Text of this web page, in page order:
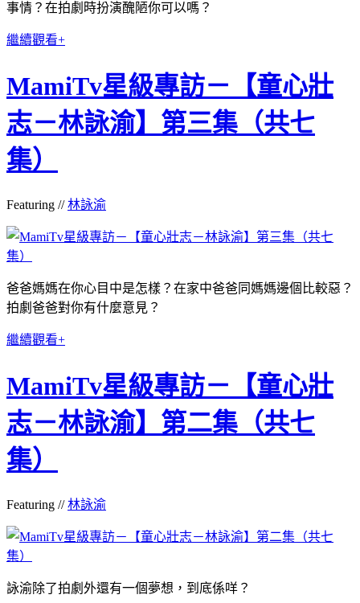
事情？在拍劇時扮演醜陋你可以嗎？
繼續觀看+
MamiTv星級專訪－【童心壯
志－林詠渝】第三集（共七
集）
Featuring //林詠渝
爸爸媽媽在你心目中是怎樣？在家中爸爸同媽媽邊個比較惡？
拍劇爸爸對你有什麼意見？
繼續觀看+
MamiTv星級專訪－【童心壯
志－林詠渝】第二集（共七
集）
Featuring //林詠渝
詠渝除了拍劇外還有一個夢想，到底係咩？